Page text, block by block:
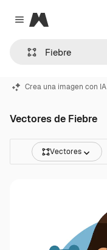
Close menu
Magnific
Crea una imagen con IA
Vectores de Fiebre
Vectores